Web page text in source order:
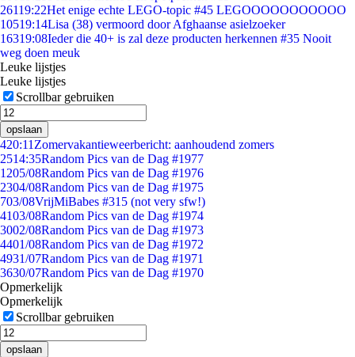
26119:22Het enige echte LEGO-topic #45 LEGOOOOOOOOOOO
10519:14Lisa (38) vermoord door Afghaanse asielzoeker
16319:08Ieder die 40+ is zal deze producten herkennen #35 Nooit
weg doen meuk
Leuke lijstjes
Leuke lijstjes
Scrollbar gebruiken
opslaan
420:11 Zomervakantieweerbericht: aanhoudend zomers
2514:35Random Pics van de Dag #1977
1205/08Random Pics van de Dag #1976
2304/08Random Pics van de Dag #1975
703/08VrijMiBabes #315 (not very sfw!)
4103/08Random Pics van de Dag #1974
3002/08Random Pics van de Dag #1973
4401/08Random Pics van de Dag #1972
4931/07Random Pics van de Dag #1971
3630/07Random Pics van de Dag #1970
Opmerkelijk
Opmerkelijk
Scrollbar gebruiken
opslaan